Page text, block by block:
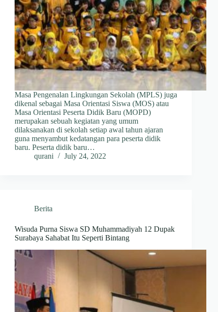
Masa Pengenalan Lingkungan Sekolah (MPLS) juga
dikenal sebagai Masa Orientasi Siswa (MOS) atau
Masa Orientasi Peserta Didik Baru (MOPD)
merupakan sebuah kegiatan yang umum
dilaksanakan di sekolah setiap awal tahun ajaran
guna menyambut kedatangan para peserta didik
baru. Peserta didik baru…
qurani
July 24, 2022
Berita
Wisuda Purna Siswa SD Muhammadiyah 12 Dupak
Surabaya Sahabat Itu Seperti Bintang